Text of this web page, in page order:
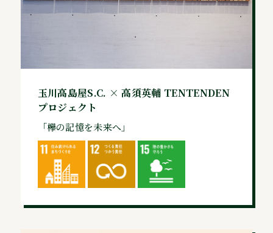
玉川高島屋S.C. × 高須英輔 TENTENDEN
プロジェクト
「欅の記憶を未来へ」